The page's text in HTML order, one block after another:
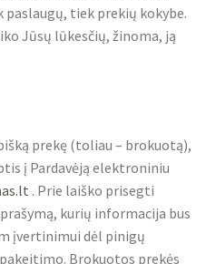
tiek prekių kokybe.
Jūsų lūkesčių, žinoma, ją
prekę (toliau – brokuotą),
į Pardavėją elektroniniu
. Prie laiško prisegti
kurių informacija bus
įvertinimui dėl pinigų
Brokuotos prekės